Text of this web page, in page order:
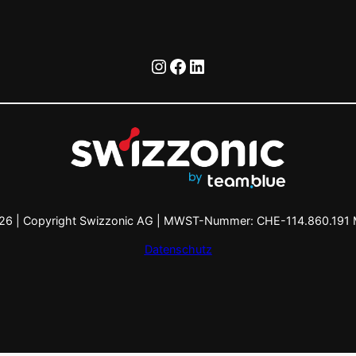
Instagram Facebook LinkedIn
| Copyright Swizzonic AG | MWST-Nummer: CHE-114.860.191
Datenschutz